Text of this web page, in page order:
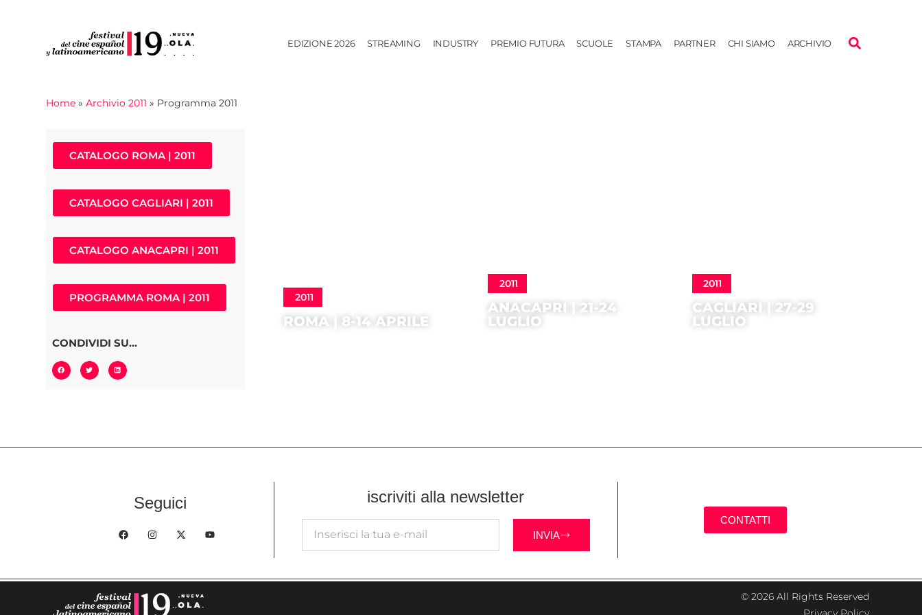
EDIZIONE 2026 STREAMING INDUSTRY PREMIO FUTURA SCUOLE STAMPA PARTNER CHI SIAMO ARCHIVIO
Home »Archivio 2011 » Programma 2011
CATALOGO ROMA | 2011
CATALOGO CAGLIARI | 2011
CATALOGO ANACAPRI | 2011
PROGRAMMA ROMA | 2011
CONDIVIDI SU...
2011
ROMA | 8-14 APRILE
2011
ANACAPRI | 21-24
LUGLIO
2011
CAGLIARI | 27-29
LUGLIO
Seguici iscriviti alla newsletter
INVIA
CONTATTI
© 2026 All Rights Reserved